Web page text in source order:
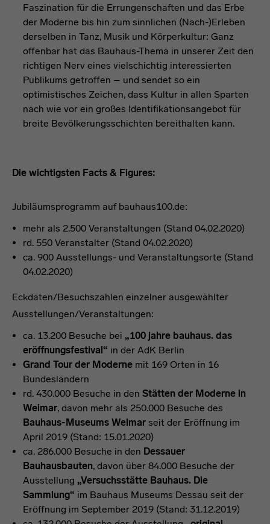
Faszination für die Errungenschaften und das Erbe
der Moderne bis hin zum sinnlichen (Nach-)Erleben
derselben in Tanz, Musik und Körperkultur: Ganz
offenbar hat das Bauhaus-Thema in unserer Zeit den
richtigen Nerv eines vielschichtig interessierten
Publikums getroffen – und sendet so ein
optimistisches Zeichen, dass Kultur in allen Sparten
nach wie vor ein großes Identifikationsangebot für
breite Bevölkerungsschichten bereithalten kann.
headline
Die wichtigsten Facts & Figures:
Jubiläumsprogramm auf bauhaus100.de:
mehr als 2.500 Veranstaltungen (Stand 04.02.2020)
rd. 550 Veranstalter (Stand 04.02.2020)
ca. 900 Ausstellungs- und Veranstaltungsorte (Stand
04.02.2020)
Eckdaten/Besuchszahlen einzelner ausgewählter
Ausstellungen/Veranstaltungen:
ca. 13.200 Besuche bei „100 jahre bauhaus. das
eröffnungsfestival“ in der AdK Berlin
Grand Tour der Moderne mit 169 Orten in 16
Bundesländern
rd. 430.000 Besuche in den Stätten der Moderne in
Weimar, davon mehr als 250.000 Besuche des
Bauhaus-Museums Weimar seit der Eröffnung im
April 2019 (Stand: 15.01.2020)
ca. 286.000 Besuche in den Dessauer
Bauhausbauten, davon über 84.000 Besuche der
Ausstellung „Versuchsstätte Bauhaus. Die
Sammlung“ im Bauhaus Museums Dessau seit der
Eröffnung im September 2019 (Stand: 31.12.2019)